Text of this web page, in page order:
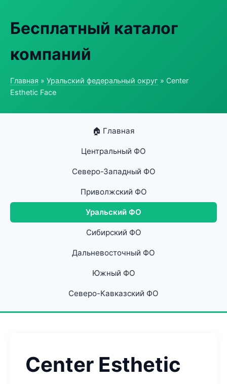
Бесплатный каталог
компаний
Главная » Уральский федеральный округ » Center
Esthetic Face
🏠 Главная
Центральный ФО
Северо-Западный ФО
Приволжский ФО
Уральский ФО
Сибирский ФО
Дальневосточный ФО
Южный ФО
Северо-Кавказский ФО
Center Esthetic